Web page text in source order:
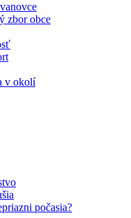
zbor obce
v okolí
počasia?